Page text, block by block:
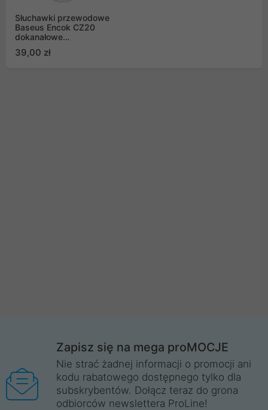
Słuchawki przewodowe
Baseus Encok CZ20
dokanałowe
białe
39,00 zł
Zapisz się na mega proMOCJE
Nie strać żadnej informacji o promocji ani
kodu rabatowego dostępnego tylko dla
subskrybentów. Dołącz teraz do grona
odbiorców newslettera ProLine!